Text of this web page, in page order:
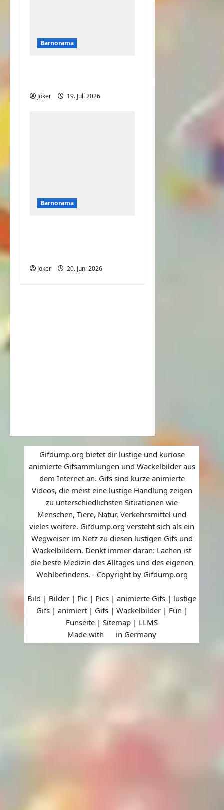
Barnorama
Joker 19. Juli 2026
Barnorama
Joker 20. Juni 2026
Gifdump.org bietet dir lustige und kuriose
animierte Gifsammlungen und Wackelbilder aus
dem Internet an. Gifs sind kurze animierte
Videos, die meist eine lustige Handlung zeigen
zu unterschiedlichsten Situationen wie
Menschen, Tiere, Natur, Verkehrsmittel und
vieles weitere. Gifdump.org versteht sich als ein
Wegweiser im Netz zu diesen lustigen Gifs und
Wackelbildern. Denkt immer daran: Lachen ist
die beste Medizin des Alltages und des eigenen
Wohlbefindens. - Copyright by Gifdump.org
Bild | Bilder | Pic | Pics | animierte Gifs | lustige
Gifs | animiert | Gifs | Wackelbilder | Fun |
Funseite | Sitemap | LLMS
Made with
in Germany